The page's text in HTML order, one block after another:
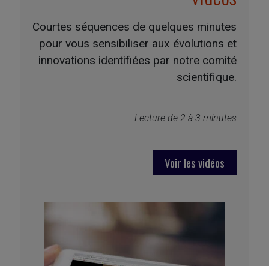
Courtes séquences de quelques minutes
pour vous sensibiliser aux évolutions et
innovations identifiées par notre comité
scientifique.
Lecture de 2 à 3 minutes
Voir les vidéos